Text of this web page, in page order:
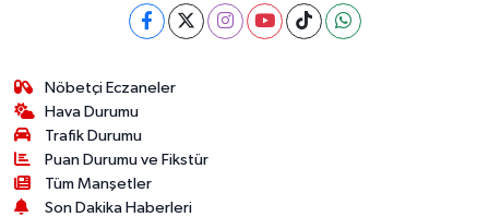
Nöbetçi Eczaneler
Hava Durumu
Trafik Durumu
Puan Durumu ve Fikstür
Tüm Manşetler
Son Dakika Haberleri